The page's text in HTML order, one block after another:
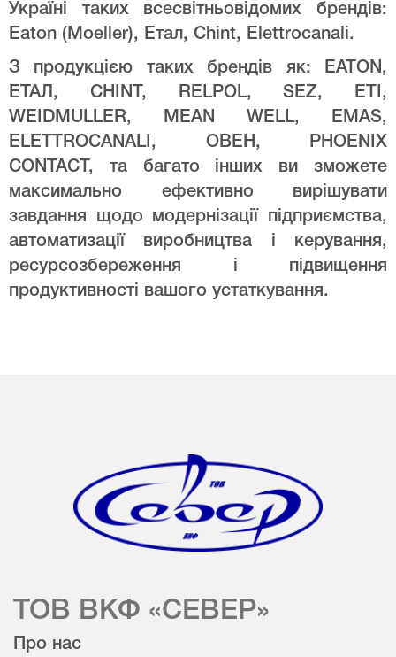
Україні таких всесвітньовідомих брендів:
Eaton (Moeller), Етал, Chint, Elettrocanali.
З продукцією таких брендів як: EATON,
ЕТАЛ, CHINT, RELPOL, SEZ, ETI,
WEIDMULLER, MEAN WELL, EMAS,
ELETTROCANALI, ОВЕН, PHOENIX
CONTACT, та багато інших ви зможете
максимально ефективно вирішувати
завдання щодо модернізації підприємства,
автоматизації виробництва і керування,
ресурсозбереження і підвищення
продуктивності вашого устаткування.
ТОВ ВКФ «СЕВЕР»
Про нас